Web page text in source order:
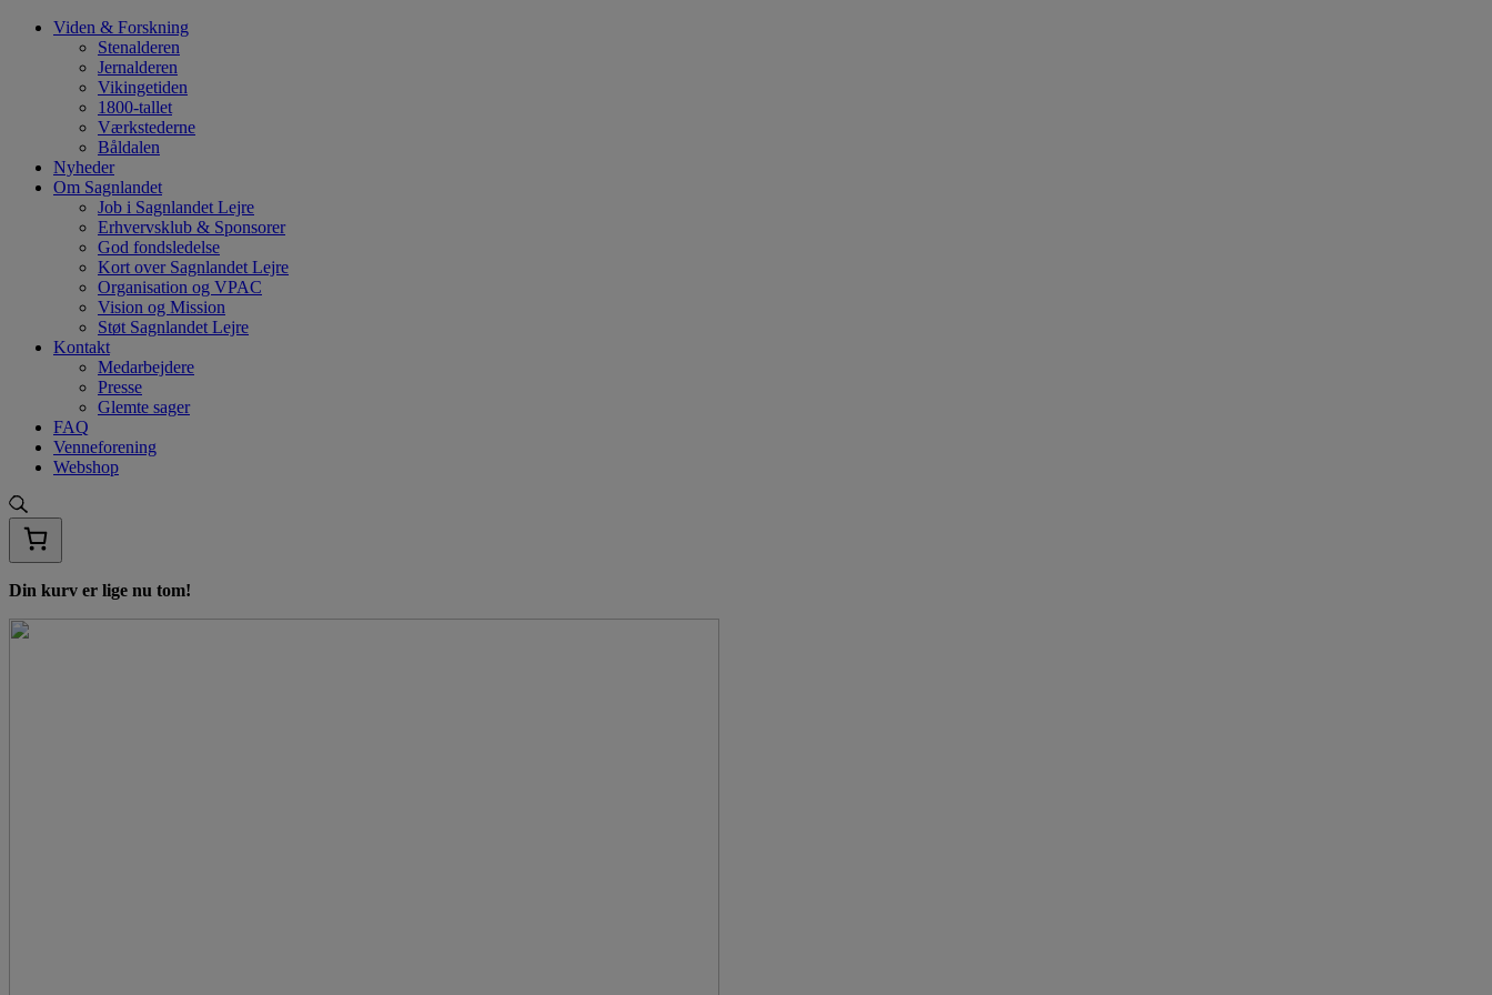
Hop
Viden & Forskning
Stenalderen
Jernalderen
Vikingetiden
1800-tallet
Værkstederne
Båldalen
Nyheder
Om Sagnlandet
Job i Sagnlandet Lejre
Erhvervsklub & Sponsorer
God fondsledelse
Kort over Sagnlandet Lejre
Organisation og VPAC
Vision og Mission
Støt Sagnlandet Lejre
Kontakt
Medarbejdere
Presse
Glemte sager
FAQ
Venneforening
Webshop
Din kurv er lige nu tom!